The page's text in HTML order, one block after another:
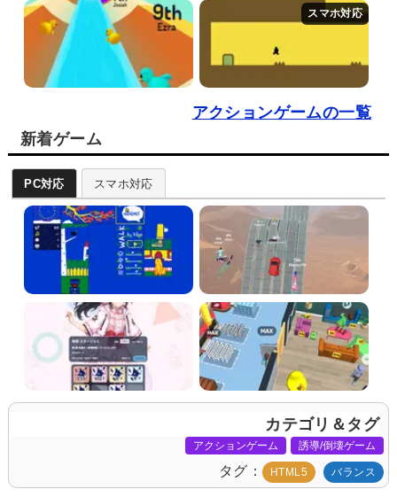
アクションゲームの一覧
新着ゲーム
PC対応 スマホ対応
カテゴリ＆タグ
アクションゲーム 誘導/倒壊ゲーム
タグ HTML5 バランス